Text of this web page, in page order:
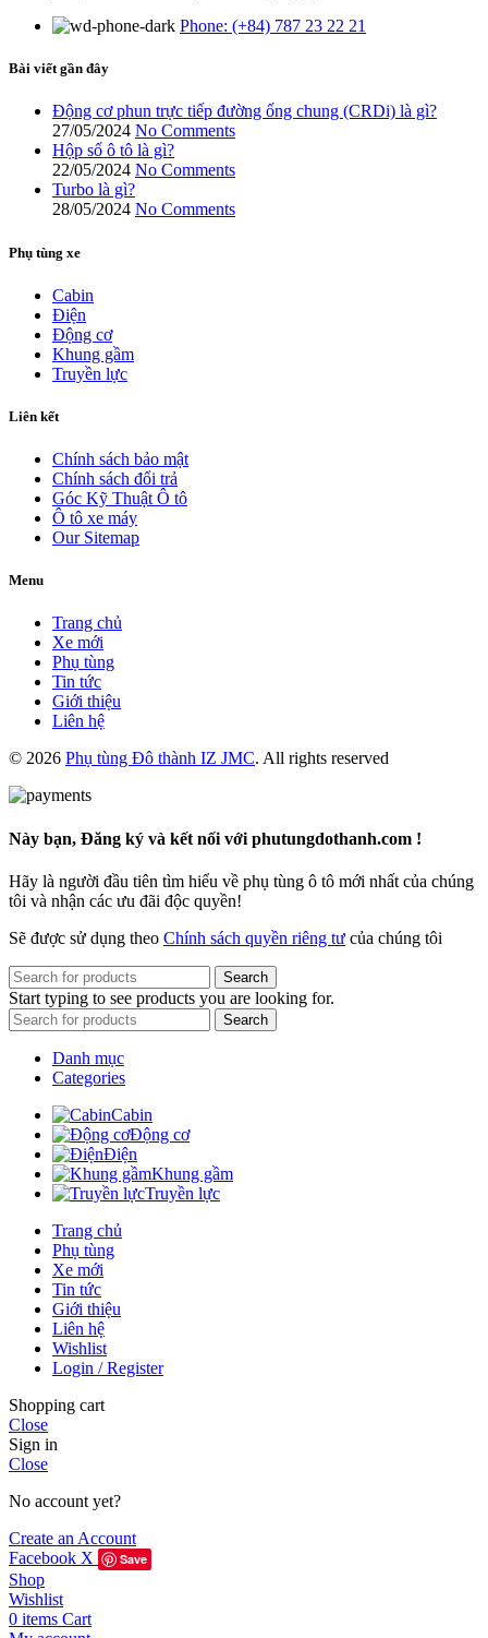
Phone: (+84) 787 23 22 21
Bài viết gần đây
Động cơ phun trực tiếp đường ống chung (CRDi) là gì?
27/05/2024 No Comments
Hộp số ô tô là gì?
22/05/2024 No Comments
Turbo là gì?
28/05/2024 No Comments
Phụ tùng xe
Cabin
Điện
Động cơ
Khung gầm
Truyền lực
Liên kết
Chính sách bảo mật
Chính sách đổi trả
Góc Kỹ Thuật Ô tô
Ô tô xe máy
Our Sitemap
Menu
Trang chủ
Xe mới
Phụ tùng
Tin tức
Giới thiệu
Liên hệ
© 2026 Phụ tùng Đô thành IZ JMC. All rights reserved
Này bạn, Đăng ký và kết nối với phutungdothanh.com !
Hãy là người đầu tiên tìm hiểu về phụ tùng ô tô mới nhất của chúng
tôi và nhận các ưu đãi độc quyền!
Sẽ được sử dụng theo Chính sách quyền riêng tư của chúng tôi
Search
Start typing to see products you are looking for.
Search
Danh mục
Categories
Cabin
Động cơ
Điện
Khung gầm
Truyền lực
Trang chủ
Phụ tùng
Xe mới
Tin tức
Giới thiệu
Liên hệ
Wishlist
Login / Register
Shopping cart
Close
Sign in
Close
No account yet?
Create an Account
Facebook X Save
Shop
Wishlist
0 items Cart